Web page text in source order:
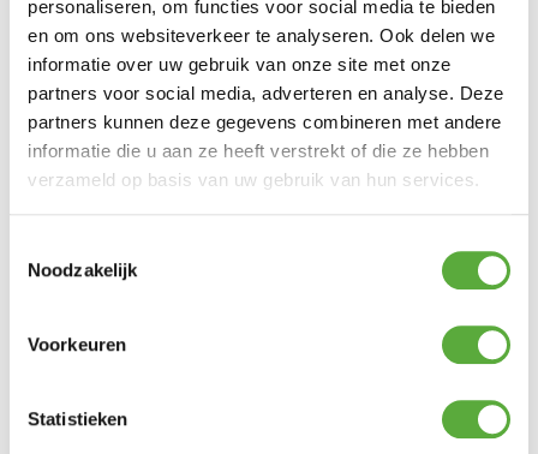
personaliseren, om functies voor social media te bieden
en om ons websiteverkeer te analyseren. Ook delen we
informatie over uw gebruik van onze site met onze
partners voor social media, adverteren en analyse. Deze
partners kunnen deze gegevens combineren met andere
informatie die u aan ze heeft verstrekt of die ze hebben
verzameld op basis van uw gebruik van hun services.
Noodzakelijk
Voorkeuren
Statistieken
GERELATEERDE PRODUCTEN
123 Products Wasborstel WDL Bileve PBT 3×140 cm
€64,99